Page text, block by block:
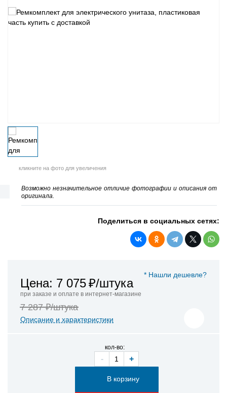
кликните на фото для увеличения
Возможно незначительное отличие фотографии и описания от
оригинала.
Поделиться в социальных сетях:
* Нашли дешевле?
Цена: 7 075₽/штука
при заказе и оплате в интернет-магазине
7 287 ₽/штука
Описание и характеристики
кол-во:
- +